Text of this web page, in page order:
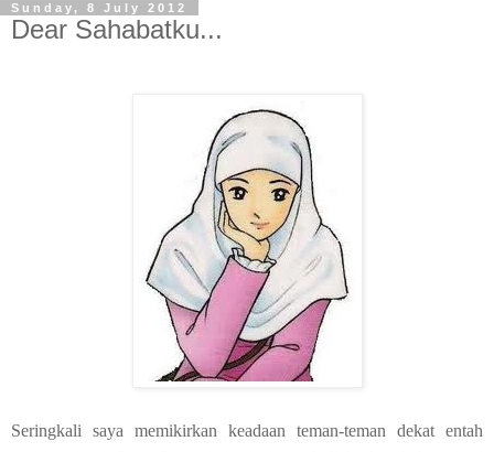
Sunday, 8 July 2012
Dear Sahabatku...
Seringkali saya memikirkan keadaan teman-teman dekat entah